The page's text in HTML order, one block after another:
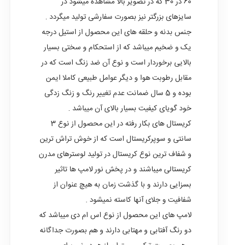
سایزهای بزرگتر نیز بصورت سفارشی تولید میگردد .
جنس بدنه و حلقه های این محصول از استیل درجه
یک و ضخیم میباشد که از استحکام و سختی بسیار
بالایی برخوردار است و نوع آن ضد زنگ است که در
مقابل رطوبت هوا و دیگر عوامل طبیعی کاملا ایمن
بوده و 5 سال ضمانت عدم تغییر رنگ و زنگ زدگی
خود گویای کیفیت بسیار بالای آن میباشد .
کریستال های بکار رفته در این محصول از نوع 3
سانتی و سوپرکریستال است که از خوش تراش ترین
و شفاف ترین نوع کریستال در تولید لوسترهای مدرن
کریستالی میباشند و در پخش نور لامپ ها تاثیر
بسزایی دارند و با گذشت زمان به هیچ عنوان از
شفافیت و جلای آنها کاسته نمیشود .
لامپ های این محصول از نوع اس ام دی میباشد که
دو رنگ آفتابی و مهتابی دارند و هم بصورت جداگانه